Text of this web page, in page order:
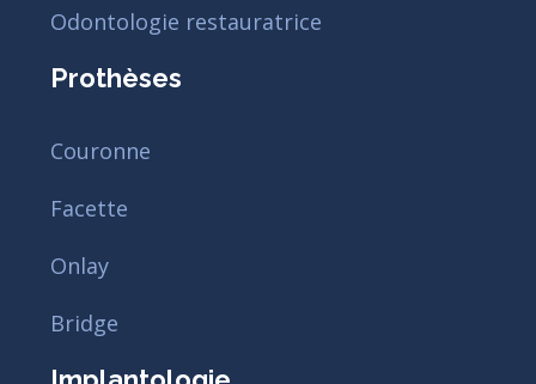
Odontologie restauratrice
Prothèses
Couronne
Facette
Onlay
Bridge